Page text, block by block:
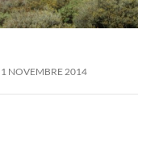
1 NOVEMBRE 2014